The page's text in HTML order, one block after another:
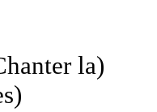
la)